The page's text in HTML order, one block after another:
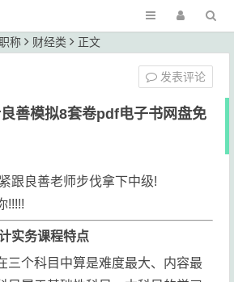
称 财经类 正文
善模拟8套卷pdf电子书网盘免
跟良善老师步伐拿下中级!
!!!!!
实务课程特点
三个科目中算是难度最大、内容最
发表评论